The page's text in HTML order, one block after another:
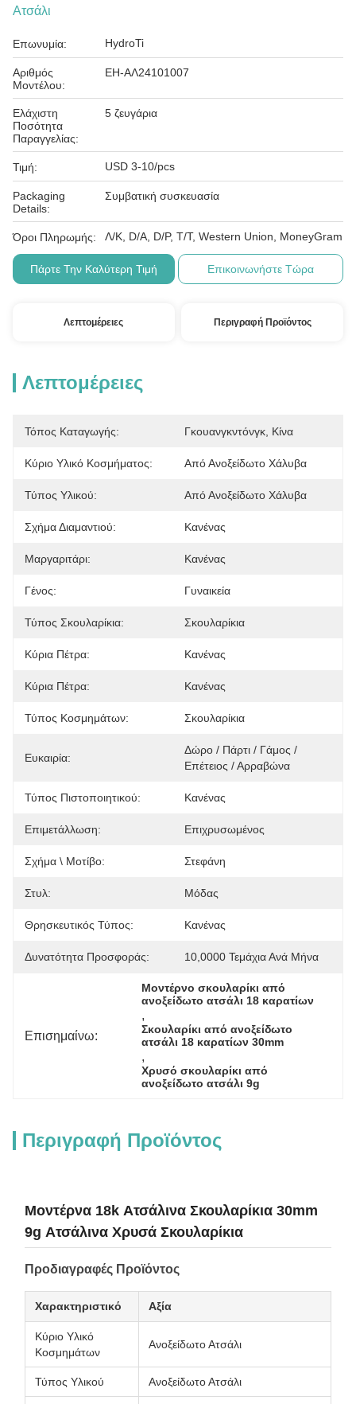
Ατσάλι
Επωνυμία: HydroTi
Αριθμός
Μοντέλου:
EH-ΑΛ24101007
Ελάχιστη
Ποσότητα
Παραγγελίας:
5 ζευγάρια
Τιμή: USD 3-10/pcs
Packaging
Details:
Συμβατική συσκευασία
Όροι Πληρωμής: Λ/Κ, D/A, D/P, T/T, Western Union, MoneyGram
Πάρτε Την Καλύτερη Τιμή Επικοινωνήστε Τώρα
Λεπτομέρειες Περιγραφή Προϊόντος
Λεπτομέρειες
Τόπος Καταγωγής: Γκουανγκντόνγκ, Κίνα
Κύριο Υλικό Κοσμήματος: Από Ανοξείδωτο Χάλυβα
Τύπος Υλικού: Από Ανοξείδωτο Χάλυβα
Σχήμα Διαμαντιού: Κανένας
Μαργαριτάρι: Κανένας
Γένος: Γυναικεία
Τύπος Σκουλαρίκια: Σκουλαρίκια
Κύρια Πέτρα: Κανένας
Κύρια Πέτρα: Κανένας
Τύπος Κοσμημάτων: Σκουλαρίκια
Ευκαιρία:
Δώρο / Πάρτι / Γάμος /
Επέτειος / Αρραβώνα
Τύπος Πιστοποιητικού: Κανένας
Επιμετάλλωση: Επιχρυσωμένος
Σχήμα \ Μοτίβο: Στεφάνη
Στυλ: Μόδας
Θρησκευτικός Τύπος: Κανένας
Δυνατότητα Προσφοράς: 10,0000 Τεμάχια Ανά Μήνα
Επισημαίνω:
Μοντέρνο σκουλαρίκι από
ανοξείδωτο ατσάλι 18 καρατίων
,
Σκουλαρίκι από ανοξείδωτο
ατσάλι 18 καρατίων 30mm
,
Χρυσό σκουλαρίκι από
ανοξείδωτο ατσάλι 9g
Περιγραφή Προϊόντος
Μοντέρνα 18k Ατσάλινα Σκουλαρίκια 30mm
9g Ατσάλινα Χρυσά Σκουλαρίκια
Προδιαγραφές Προϊόντος
Χαρακτηριστικό Αξία
Κύριο Υλικό
Κοσμημάτων
Ανοξείδωτο Ατσάλι
Τύπος Υλικού Ανοξείδωτο Ατσάλι